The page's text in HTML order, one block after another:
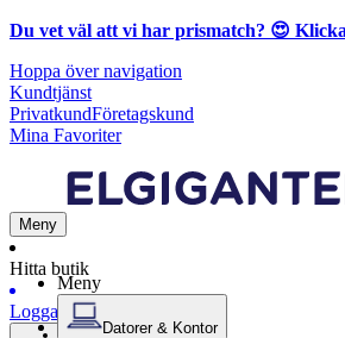
Du vet väl att vi har prismatch? 😍
Hoppa över navigation
Kundtjänst
PrivatkundFöretagskund
Mina Favoriter
Meny
Hitta butik
Logga in
Meny
Datorer & Kontor